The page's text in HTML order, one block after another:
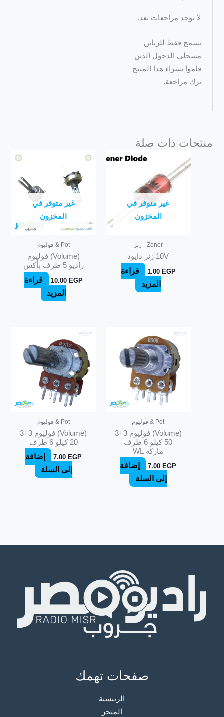
لا توجد مراجعات بعد.
يسمح فقط للزبائن
مسجلي الدخول الذين
قاموا بشراء هذا المنتج
ترك مراجعة.
منتجات ذات صلة
غير متوفر في
المخزون
Zener - زنر
10V زنر دايود
1.00 EGP
قراءة
المزيد
غير متوفر في
المخزون
Pot & فوليوم
(Volume) فوليوم
راديو 5 طرف بأكس
10.00 EGP
قراءة
المزيد
Pot & فوليوم
(Volume) فوليوم 3+3
50 كيلو 6 طرف
ماركة WL
7.00 EGP
إضافة
إلى السلة
Pot & فوليوم
(Volume) فوليوم 3+3
20 كيلو 6 طرف
7.00 EGP
إضافة
إلى السلة
صفحات تهمك
الرئيسية
المتجر